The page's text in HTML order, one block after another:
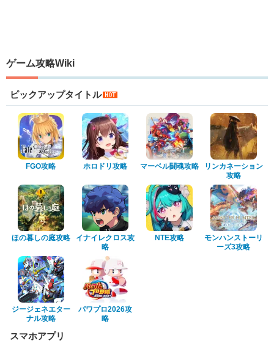
ゲーム攻略Wiki
ピックアップタイトル
FGO攻略 ホロドリ攻略 マーベル闘魂攻略
リンカネーション
攻略
ほの暮しの庭攻略
イナイレクロス攻
略
NTE攻略
モンハンストーリ
ーズ3攻略
ジージェネエター
ナル攻略
パワプロ2026攻
略
スマホアプリ